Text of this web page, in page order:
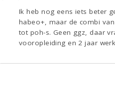
Ik heb nog eens iets beter
habeo+, maar de combi
tot poh-s. Geen ggz, daar
vooropleiding en 2 jaar